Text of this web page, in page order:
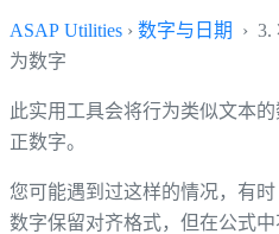
ASAP Utilities › 数字与日期
› 3.
为数字
此实用工具会将行为类似文本
正数字。
您可能遇到过这样的情况，有
数字保留对齐格式，但在公式中